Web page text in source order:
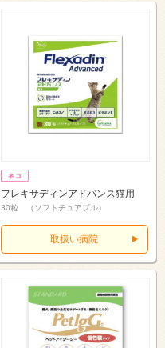
フレキサディンアドバンス猫用
30粒 （ソフトチュアブル）
取扱い病院